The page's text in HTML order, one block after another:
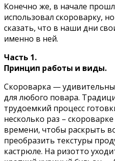
Конечно же, в начале
использовал скороварку,
сказать, что в наши дни
именно в ней.
Часть 1.
Принцип работы и виды.
Скороварка —
для любого повара.
трудоемкий процесс
несколько раз –
времени, чтобы раскрыть
преобразить текстуры
кастрюле. На ризотто